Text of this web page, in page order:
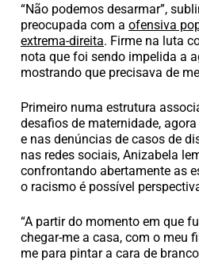
“Não podemos desarmar”,
preocupada com a ofensiva
extrema-direita. Firme na luta
nota que foi sendo impelida a
mostrando que precisava de
Primeiro numa estrutura
desafios de maternidade,
e nas denúncias de casos de
nas redes sociais, Anizabela
confrontando abertamente as
o racismo é possível
“A partir do momento em que
chegar-me a casa, com o meu
me para pintar a cara de